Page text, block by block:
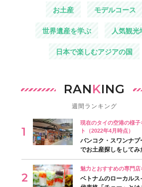
お土産 モデルコース
世界遺産を学ぶ 人気観光
日本で楽しむアジアの国
RANKING
週間ランキング
現在のタイの空港の様子
ト（2022年4月時点）
バンコク・スワンナプ
でお土産探しをしてみ
魅力とおすすめの専門店
ベトナムのローカルス